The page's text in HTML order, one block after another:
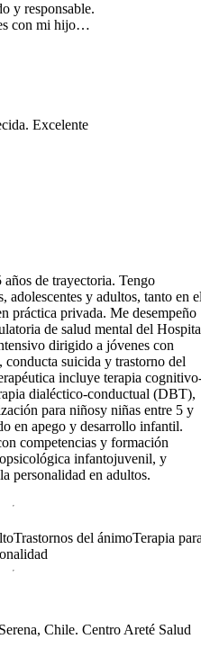
y responsable.
con mi hijo
Excelente
de trayectoria. Tengo
adolescentes y adultos, tanto en
práctica privada. Me desempeño
de salud mental del
dirigido a jóvenes con
conducta suicida y trastorno del
incluye terapia
dialéctico-conductual (DBT),
para niñosy niñas entre 5 y
en apego y desarrollo infantil.
competencias y formación
infantojuvenil, y
personalidad en adultos.
Trastornos del ánimoTerapia
Chile. Centro Areté Salud